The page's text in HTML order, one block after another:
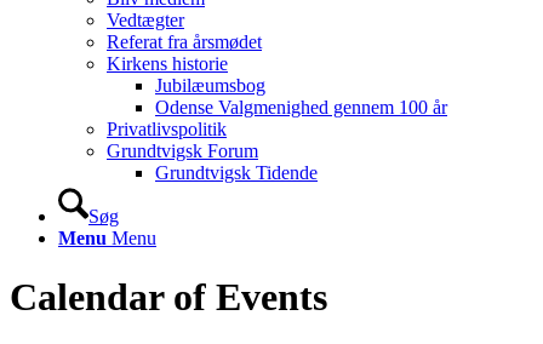
Vedtægter
Referat fra årsmødet
Kirkens historie
Jubilæumsbog
Odense Valgmenighed gennem 100 år
Privatlivspolitik
Grundtvigsk Forum
Grundtvigsk Tidende
Søg
Menu Menu
Calendar of Events